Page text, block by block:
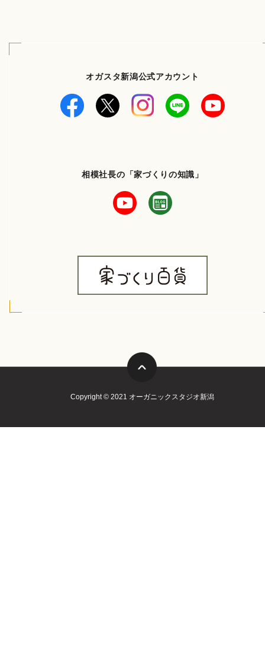
オガスタ新潟公式アカウント
相模社長の「家づくりの知識」
Copyright © 2021 オーガニックスタジオ新潟